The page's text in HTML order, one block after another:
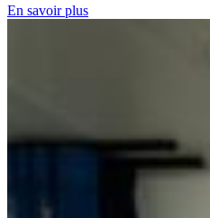
En savoir plus